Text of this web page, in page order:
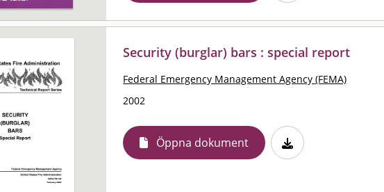
Security (burglar) bars : special report
Federal Emergency Management Agency (FEMA)
2002
Öppna dokument